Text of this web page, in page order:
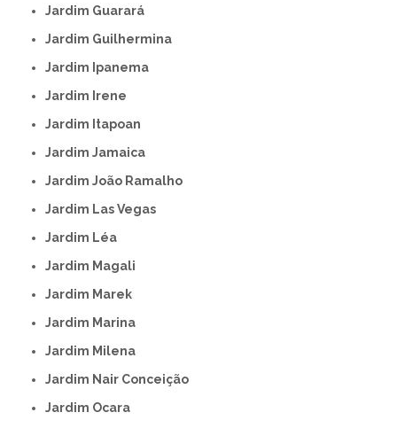
Jardim Guarará
Jardim Guilhermina
Jardim Ipanema
Jardim Irene
Jardim Itapoan
Jardim Jamaica
Jardim João Ramalho
Jardim Las Vegas
Jardim Léa
Jardim Magali
Jardim Marek
Jardim Marina
Jardim Milena
Jardim Nair Conceição
Jardim Ocara